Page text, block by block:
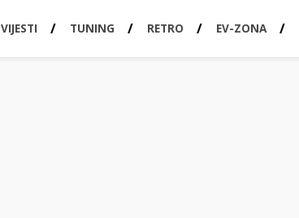
VIJESTI TUNING RETRO EV-ZONA